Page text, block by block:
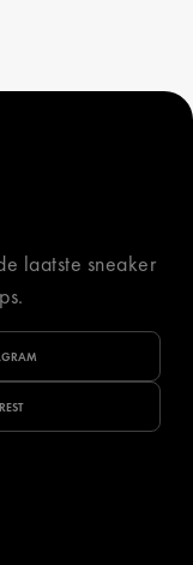
laatste sneaker